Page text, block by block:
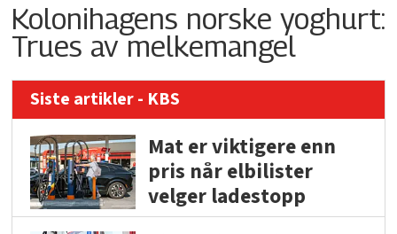
Kolonihagens norske yoghurt:
Trues av melkemangel
Siste artikler - KBS
Mat er viktigere enn
pris når elbilister
velger ladestopp